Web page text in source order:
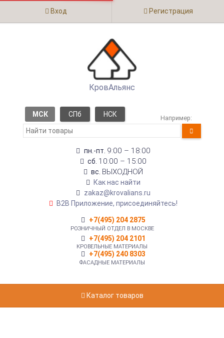
Вход Регистрация
КровАльянс
МСК СПб НСК Например:
пн.-пт. 9:00 – 18:00
сб. 10:00 – 15:00
вс. ВЫХОДНОЙ
Как нас найти
zakaz@krovalians.ru
B2B Приложение, присоединяйтесь!
+7(495) 204 2875
РОЗНИЧНЫЙ ОТДЕЛ В МОСКВЕ
+7(495) 204 2101
КРОВЕЛЬНЫЕ МАТЕРИАЛЫ
+7(495) 240 8303
ФАСАДНЫЕ МАТЕРИАЛЫ
Каталог товаров